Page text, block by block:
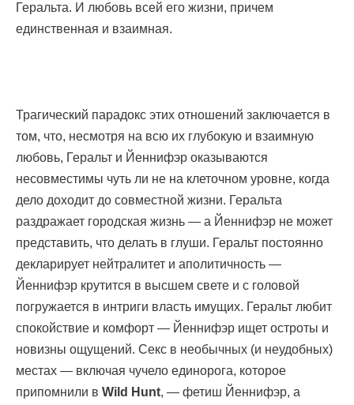
Геральта. И любовь всей его жизни, причем
единственная и взаимная.
Трагический парадокс этих отношений заключается в
том, что, несмотря на всю их глубокую и взаимную
любовь, Геральт и Йеннифэр оказываются
несовместимы чуть ли не на клеточном уровне, когда
дело доходит до совместной жизни. Геральта
раздражает городская жизнь — а Йеннифэр не может
представить, что делать в глуши. Геральт постоянно
декларирует нейтралитет и аполитичность —
Йеннифэр крутится в высшем свете и с головой
погружается в интриги власть имущих. Геральт любит
спокойствие и комфорт — Йеннифэр ищет остроты и
новизны ощущений. Секс в необычных (и неудобных)
местах — включая чучело единорога, которое
припомнили в Wild Hunt, — фетиш Йеннифэр, а